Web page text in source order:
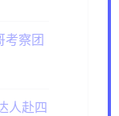
考察团
人赴四